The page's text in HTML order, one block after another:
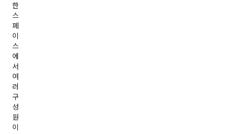
한
스
페
이
스
에
서
여
러
구
성
원
이